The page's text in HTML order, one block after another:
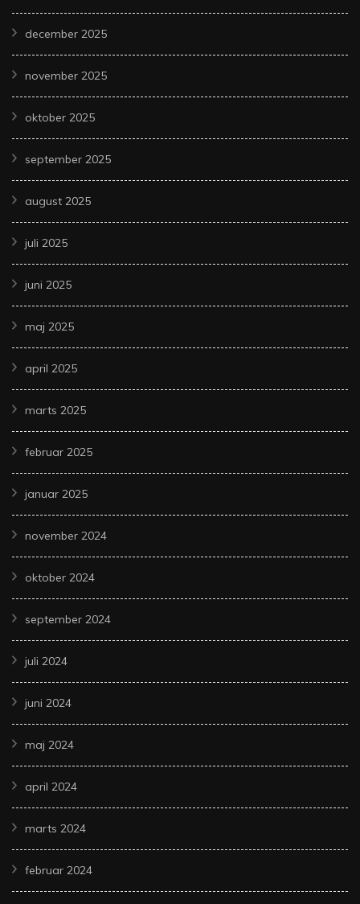
december 2025
november 2025
oktober 2025
september 2025
august 2025
juli 2025
juni 2025
maj 2025
april 2025
marts 2025
februar 2025
januar 2025
november 2024
oktober 2024
september 2024
juli 2024
juni 2024
maj 2024
april 2024
marts 2024
februar 2024